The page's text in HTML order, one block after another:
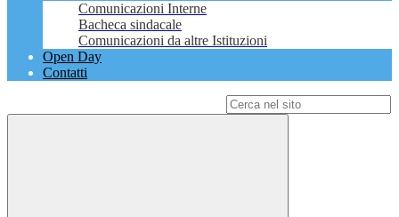
Comunicazioni Interne
Bacheca sindacale
Comunicazioni da altre Istituzioni
Open Day
Contatti